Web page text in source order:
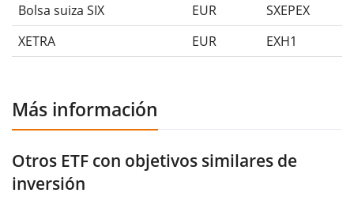
Bolsa suiza SIX
EUR
SXEPEX
XETRA
EUR EXH1
Más información
Otros ETF con objetivos similares de
inversión